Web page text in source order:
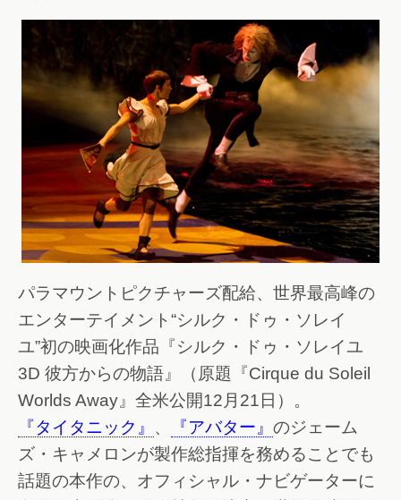
パラマウントピクチャーズ配給、世界最高峰の
エンターテイメント“シルク・ドゥ・ソレイ
ユ”初の映画化作品『シルク・ドゥ・ソレイユ
3D 彼方からの物語』（原題『Cirque du Soleil
Worlds Away』全米公開12月21日）。
『タイタニック』 、 『アバター』 のジェーム
ズ・キャメロンが製作総指揮を務めることでも
話題の本作の、オフィシャル・ナビゲーターに